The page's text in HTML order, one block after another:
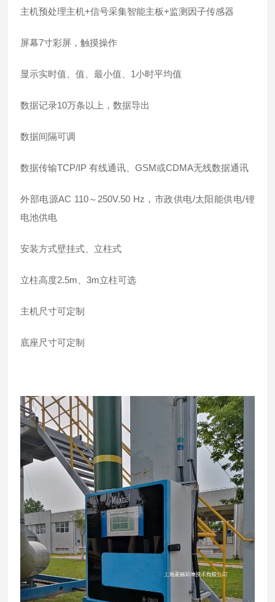
主机预处理主机+信号采集智能主板+监测因子传感器
屏幕7寸彩屏，触摸操作
显示实时值、值、最小值、1小时平均值
数据记录10万条以上，数据导出
数据间隔可调
数据传输TCP/IP 有线通讯、GSM或CDMA无线数据通讯
外部电源AC 110～250V.50 Hz，市政供电/太阳能供电/锂
电池供电
安装方式壁挂式、立柱式
立柱高度2.5m、3m立柱可选
主机尺寸可定制
底座尺寸可定制